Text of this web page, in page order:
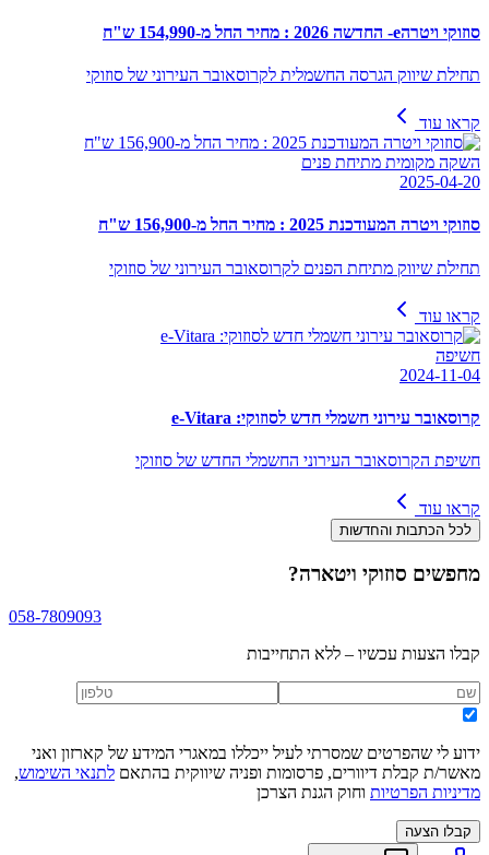
סוזוקי ויטרהe- החדשה 2026 : מחיר החל מ-154,990 ש"ח
תחילת שיווק הגרסה החשמלית לקרוסאובר העירוני של סוזוקי
קראו עוד
השקה מקומית מתיחת פנים
2025-04-20
סוזוקי ויטרה המעודכנת 2025 : מחיר החל מ-156,900 ש"ח
תחילת שיווק מתיחת הפנים לקרוסאובר העירוני של סוזוקי
קראו עוד
חשיפה
2024-11-04
קרוסאובר עירוני חשמלי חדש לסוזוקי: e-Vitara
חשיפת הקרוסאובר העירוני החשמלי החדש של סוזוקי
קראו עוד
לכל הכתבות והחדשות
מחפשים סוזוקי ויטארה?
058-7809093
קבלו הצעות עכשיו – ללא התחייבות
ידוע לי שהפרטים שמסרתי לעיל ייכללו במאגרי המידע של קארזון ואני
מאשר/ת קבלת דיוורים, פרסומות ופניה שיווקית בהתאם לתנאי השימוש,
מדיניות הפרטיות וחוק הגנת הצרכן
קבלו הצעה